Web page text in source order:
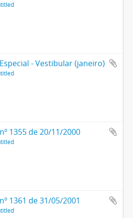
- Vestibular (janeiro)
1355 de 20/11/2000
1361 de 31/05/2001